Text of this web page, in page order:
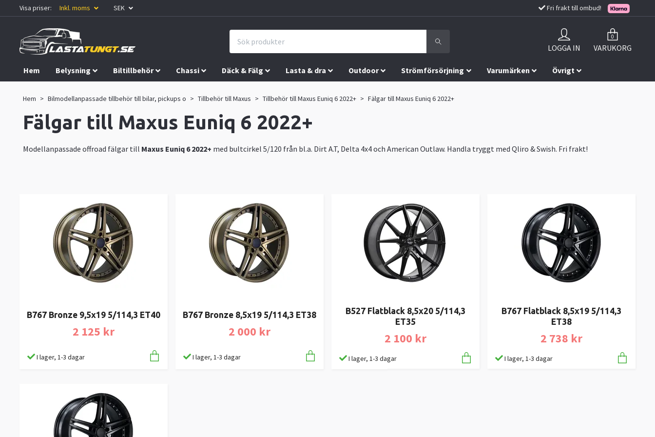
Visa priser: Inkl. moms SEK Fri frakt till ombud!
LOGGA IN
0
VARUKORG
Hem Belysning Biltillbehör Chassi Däck & Fälg Lasta & dra Outdoor Strömförsörjning Varumärken Övrigt
Hem Bilmodellanpassade tillbehör till bilar, pickups o Tillbehör till Maxus Tillbehör till Maxus Euniq 6 2022+ Fälgar till Maxus Euniq 6 2022+
Fälgar till Maxus Euniq 6 2022+
Modellanpassade offroad fälgar till Maxus Euniq 6 2022+ med bultcirkel 5/120 från bl.a. Dirt A.T, Delta 4x4 och American Outlaw. Handla tryggt med Qliro & Swish. Fri frakt!
B767 Bronze 9,5x19 5/114,3 ET40
2 125 kr
I lager, 1-3 dagar
B767 Bronze 8,5x19 5/114,3 ET38
2 000 kr
I lager, 1-3 dagar
B527 Flatblack 8,5x20 5/114,3
ET35
2 100 kr
I lager, 1-3 dagar
B767 Flatblack 8,5x19 5/114,3
ET38
2 738 kr
I lager, 1-3 dagar